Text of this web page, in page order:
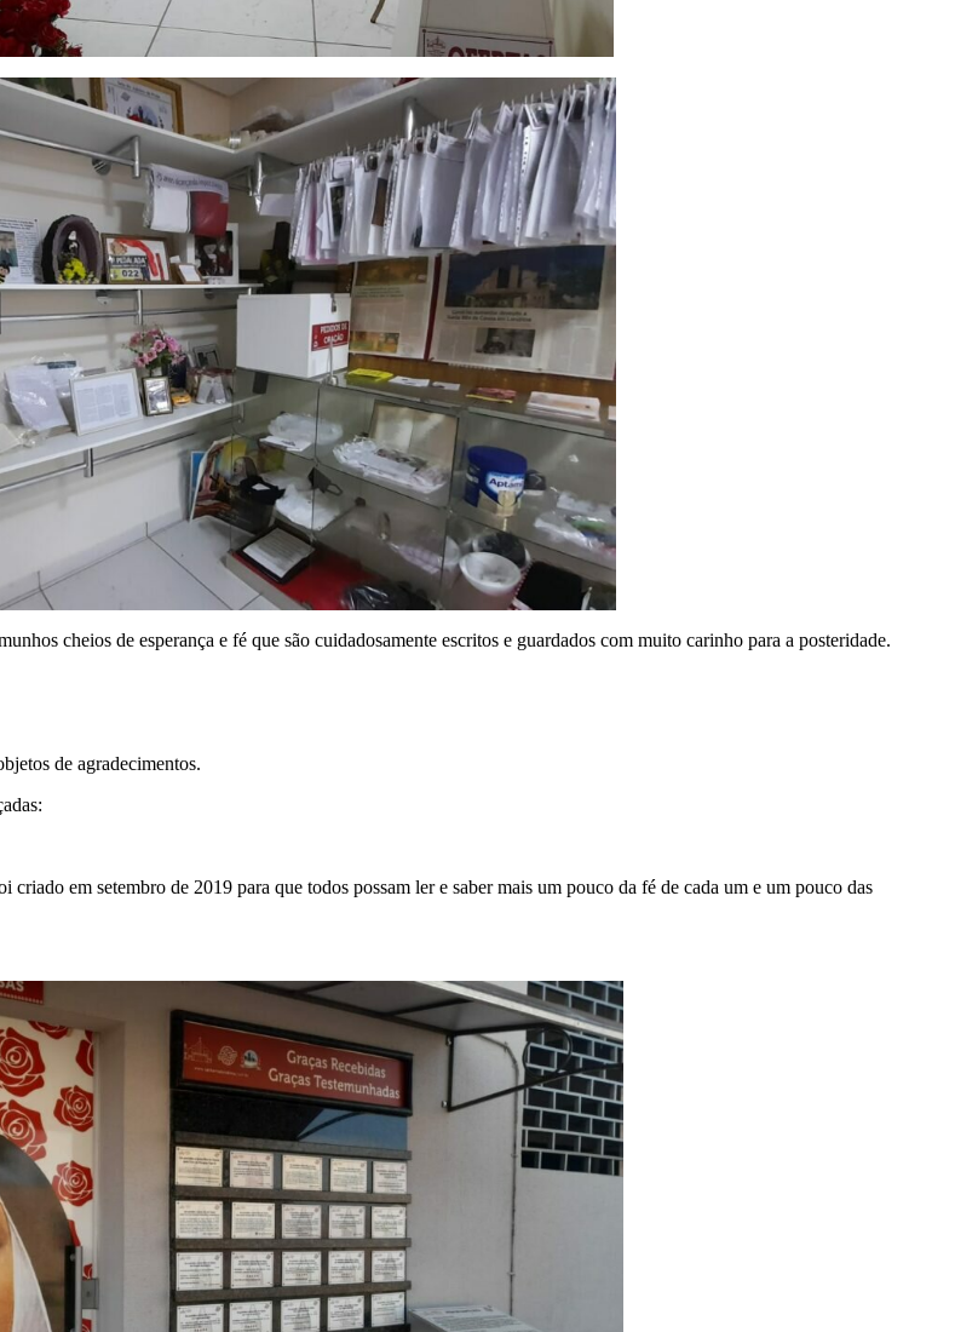
cheios de esperança e fé que são cuidadosamente escritos e guardados com muito carinho para a posteridade.
de agradecimentos.
em setembro de 2019 para que todos possam ler e saber mais um pouco da fé de cada um e um pouco das